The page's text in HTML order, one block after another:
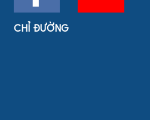
CHỈ ĐƯỜNG